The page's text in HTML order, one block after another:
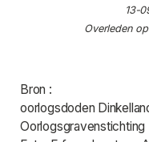
13-
Overleden
Bron :
oorlogsdoden
Oorlogsgravenstichting